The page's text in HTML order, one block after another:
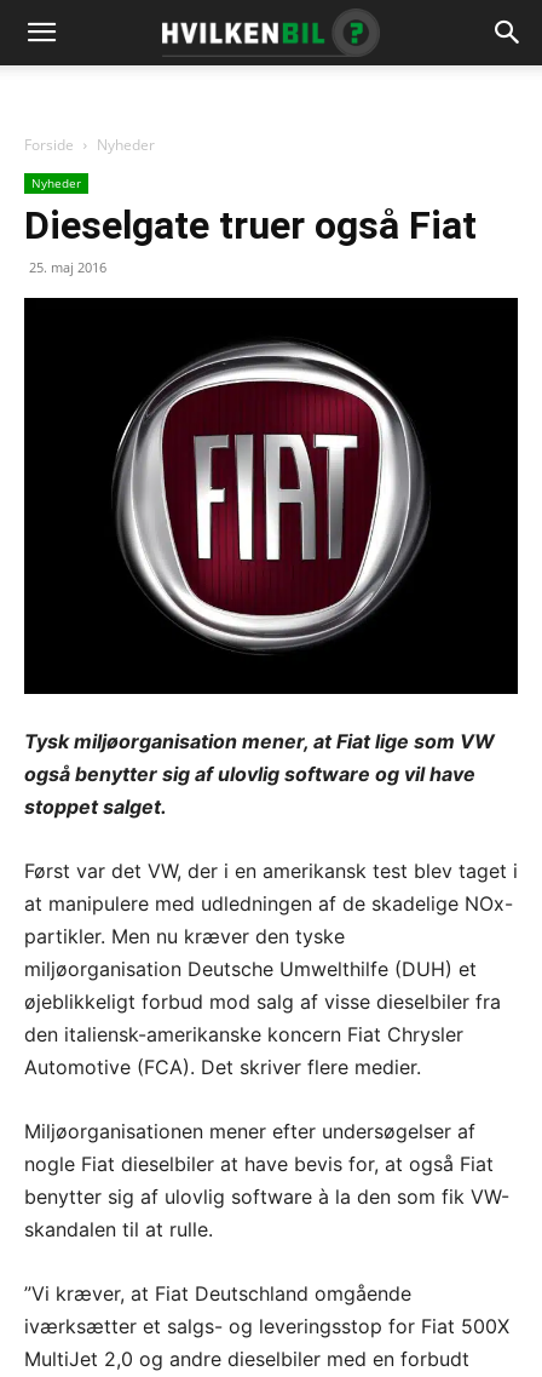
Forside Nyheder
Nyheder
Dieselgate truer også Fiat
25. maj 2016
Tysk miljøorganisation mener, at Fiat lige som VW
også benytter sig af ulovlig software og vil have
stoppet salget.
Først var det VW, der i en amerikansk test blev taget i
at manipulere med udledningen af de skadelige NOx-
partikler. Men nu kræver den tyske
miljøorganisation Deutsche Umwelthilfe (DUH) et
øjeblikkeligt forbud mod salg af visse dieselbiler fra
den italiensk-amerikanske koncern Fiat Chrysler
Automotive (FCA). Det skriver flere medier.
Miljøorganisationen mener efter undersøgelser af
nogle Fiat dieselbiler at have bevis for, at også Fiat
benytter sig af ulovlig software à la den som fik VW-
skandalen til at rulle.
”Vi kræver, at Fiat Deutschland omgående
iværksætter et salgs- og leveringsstop for Fiat 500X
MultiJet 2,0 og andre dieselbiler med en forbudt